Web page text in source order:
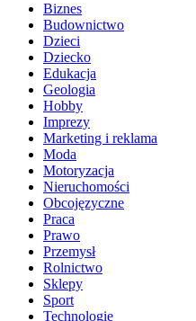
Biznes
Budownictwo
Dzieci
Dziecko
Edukacja
Geologia
Hobby
Imprezy
Marketing i reklama
Moda
Motoryzacja
Nieruchomości
Obcojęzyczne
Praca
Prawo
Przemysł
Rolnictwo
Sklepy
Sport
Technologie